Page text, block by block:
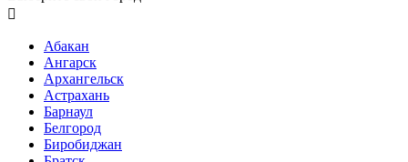

Абакан
Ангарск
Архангельск
Астрахань
Барнаул
Белгород
Биробиджан